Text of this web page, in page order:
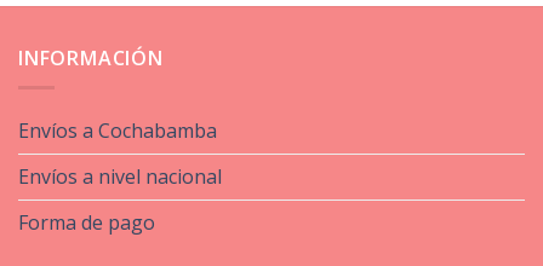
INFORMACIÓN
Envíos a Cochabamba
Envíos a nivel nacional
Forma de pago